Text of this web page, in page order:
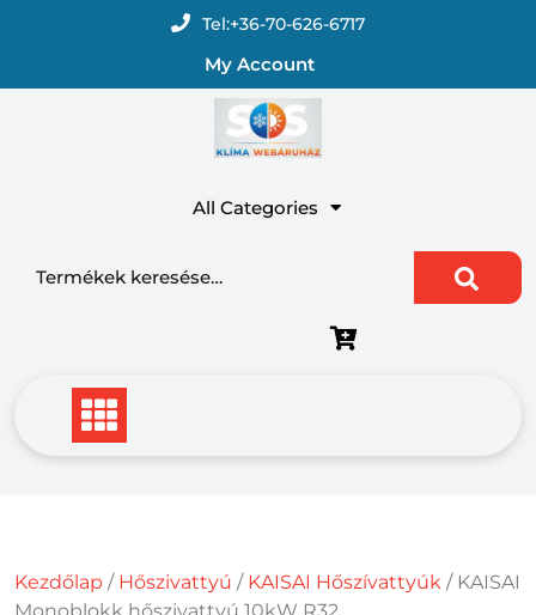
Tel:+36-70-626-6717
My Account
All Categories
Keresés a következőre:
Kezdőlap / Hőszivattyú / KAISAI Hőszívattyúk / KAISAI